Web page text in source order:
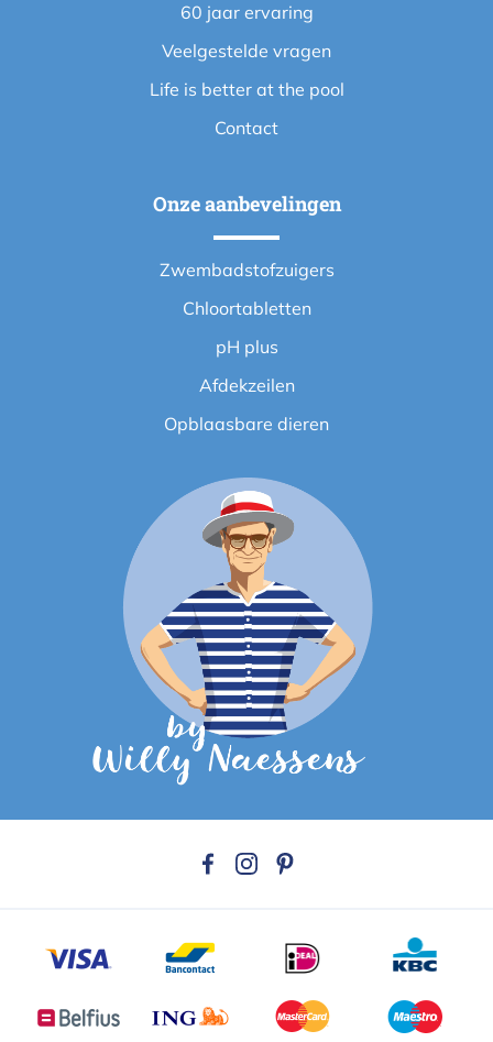
60 jaar ervaring
Veelgestelde vragen
Life is better at the pool
Contact
Onze aanbevelingen
Zwembadstofzuigers
Chloortabletten
pH plus
Afdekzeilen
Opblaasbare dieren